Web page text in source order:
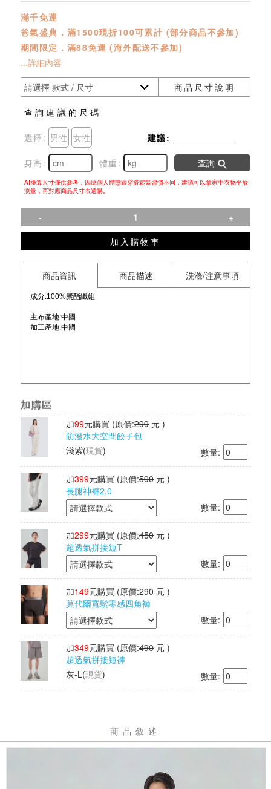
滿千免運
爸氣盛典．滿1500現折100可累計 (部分商品不參加)
期間限定．滿88免運 (海外配送不參加)
...詳細內容
商品尺寸說明
查詢建議的尺碼
選擇: 男性 女性 建議:
身高: 體重: 查詢
AI換算尺寸僅供參考，因應個人體態跟穿搭鬆緊習慣不同，建議可以拿家中衣物平放
測量，再對應商品尺寸表選購。
-
+
加入購物車
商品資訊 商品描述 洗滌/注意事項
成分:100%聚酯纖維
主布產地:中國
加工產地:中國
加購區
加99元購買 (原價:299 元 )
防潑水大空間餃子包
淺紫(現貨) 數量:
加399元購買 (原價:590 元 )
長腿神褲2.0
數量:
加299元購買 (原價:450 元 )
超透氣拼接短T
數量:
加149元購買 (原價:290 元 )
莫代爾寬鬆零感四角褲
數量:
加349元購買 (原價:490 元 )
超透氣拼接短褲
灰-L(現貨) 數量:
商品敘述